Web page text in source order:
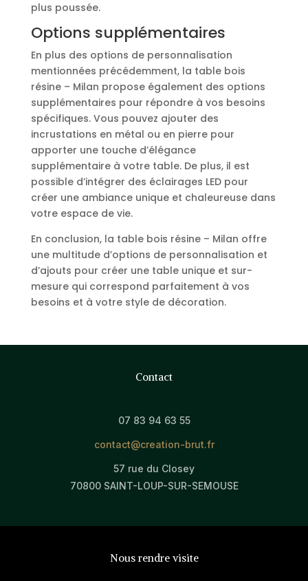
plus poussée.
Options supplémentaires
En plus des options de personnalisation
mentionnées précédemment, la table bois
résine – Milan propose également des options
supplémentaires pour répondre à vos besoins
spécifiques. Vous pouvez ajouter des
incrustations en métal ou en pierre pour
apporter une touche d’élégance
supplémentaire à votre table. De plus, il est
possible d’intégrer des éclairages LED pour
créer une ambiance unique et chaleureuse dans
votre espace de vie.
En conclusion, la table bois résine – Milan offre
une multitude d’options de personnalisation et
d’ajouts pour créer une table unique et sur-
mesure qui correspond parfaitement à vos
besoins et à votre style de décoration.
Contact
07 83 94 63 55
contact@creation-brut.fr
57 rue du Closey
70800 SAINT-LOUP-SUR-SEMOUSE
Nous rendre visite